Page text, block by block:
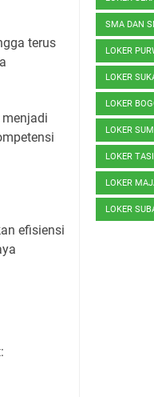
terus
efisiensi
SMA DAN
LOKER
LOKER
LOKER
LOKER
LOKER
LOKER
LOKER